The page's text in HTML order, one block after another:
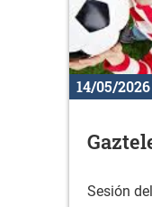
14/05/2026
Sesión